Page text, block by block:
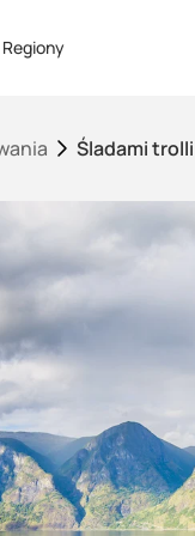
Regiony
Śladami trolli